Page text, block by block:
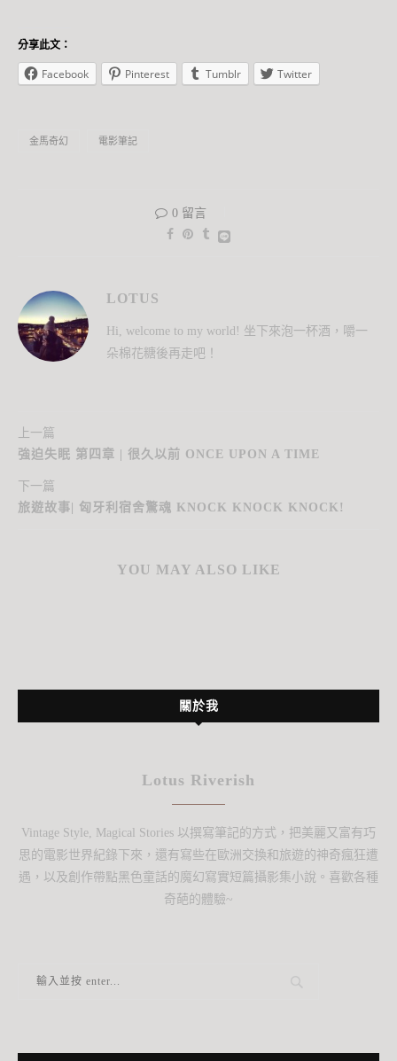
分享此文：
Facebook Pinterest Tumblr Twitter
金馬奇幻 電影筆記
0 留言
LOTUS
Hi, welcome to my world! 坐下來泡一杯酒，嚼一
朵棉花糖後再走吧！
上一篇
強迫失眠 第四章 | 很久以前 ONCE UPON A TIME
下一篇
旅遊故事| 匈牙利宿舍驚魂 KNOCK KNOCK KNOCK!
YOU MAY ALSO LIKE
關於我
Lotus Riverish
Vintage Style, Magical Stories 以撰寫筆記的方式，把美麗又富有巧
思的電影世界紀錄下來，還有寫些在歐洲交換和旅遊的神奇瘋狂遭
遇，以及創作帶點黑色童話的魔幻寫實短篇攝影集小說。喜歡各種
奇葩的體驗~